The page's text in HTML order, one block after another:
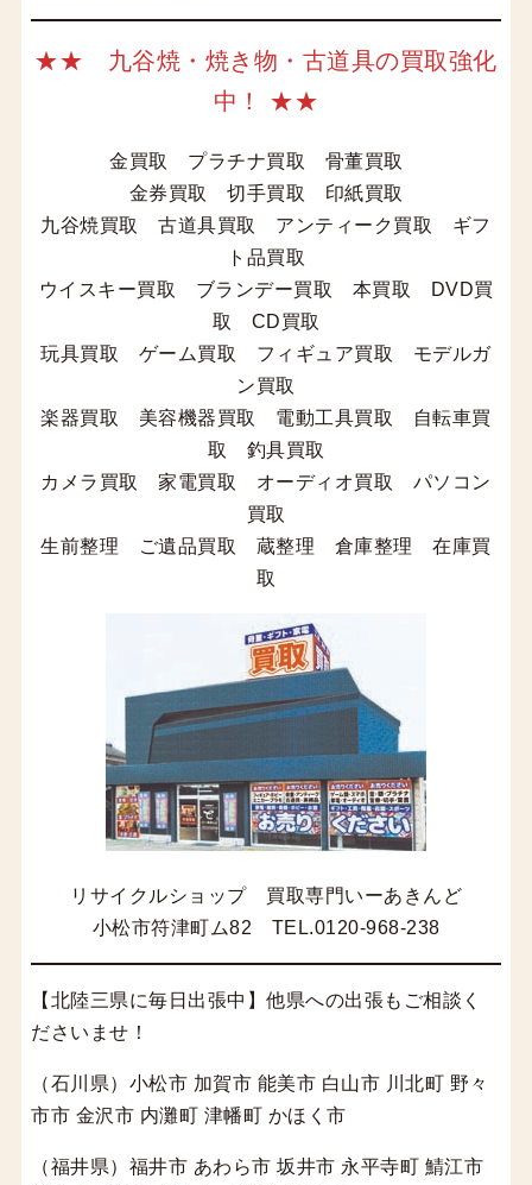
★★ 九谷焼・焼き物・古道具の買取強化
中！ ★★
金買取 プラチナ買取 骨董買取
金券買取 切手買取 印紙買取
九谷焼買取 古道具買取 アンティーク買取 ギフ
ト品買取
ウイスキー買取 ブランデー買取 本買取 DVD買
取 CD買取
玩具買取 ゲーム買取 フィギュア買取 モデルガ
ン買取
楽器買取 美容機器買取 電動工具買取 自転車買
取 釣具買取
カメラ買取 家電買取 オーディオ買取 パソコン
買取
生前整理 ご遺品買取 蔵整理 倉庫整理 在庫買
取
リサイクルショップ 買取専門いーあきんど
小松市符津町ム82 TEL.0120-968-238
【北陸三県に毎日出張中】他県への出張もご相談く
ださいませ！
（石川県）小松市 加賀市 能美市 白山市 川北町 野々
市市 金沢市 内灘町 津幡町 かほく市
（福井県）福井市 あわら市 坂井市 永平寺町 鯖江市